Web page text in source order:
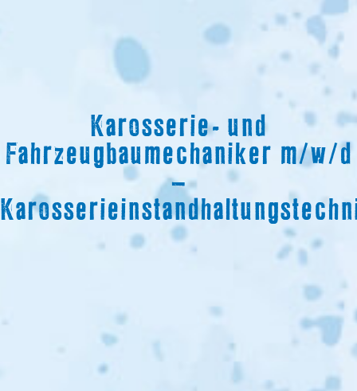
Karosserie- und
Fahrzeugbaumechaniker m/w/d
–